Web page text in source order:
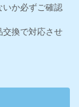
いか必ずご確認
交換で対応させ